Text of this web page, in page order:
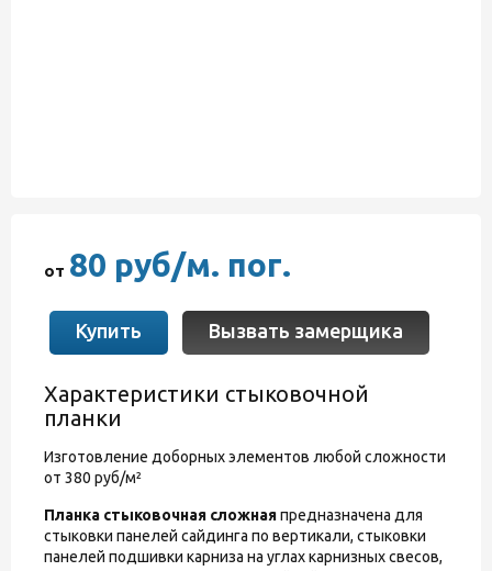
от 80 руб/м. пог.
Купить Вызвать замерщика
Характеристики стыковочной
планки
Изготовление доборных элементов любой сложности
от 380 руб/м²
Планка стыковочная сложнаяпредназначена для
стыковки панелей сайдинга по вертикали, стыковки
панелей подшивки карниза на углах карнизных свесов,